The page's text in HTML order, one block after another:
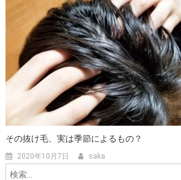
その抜け毛、実は季節によるもの？
2020年10月7日 saka